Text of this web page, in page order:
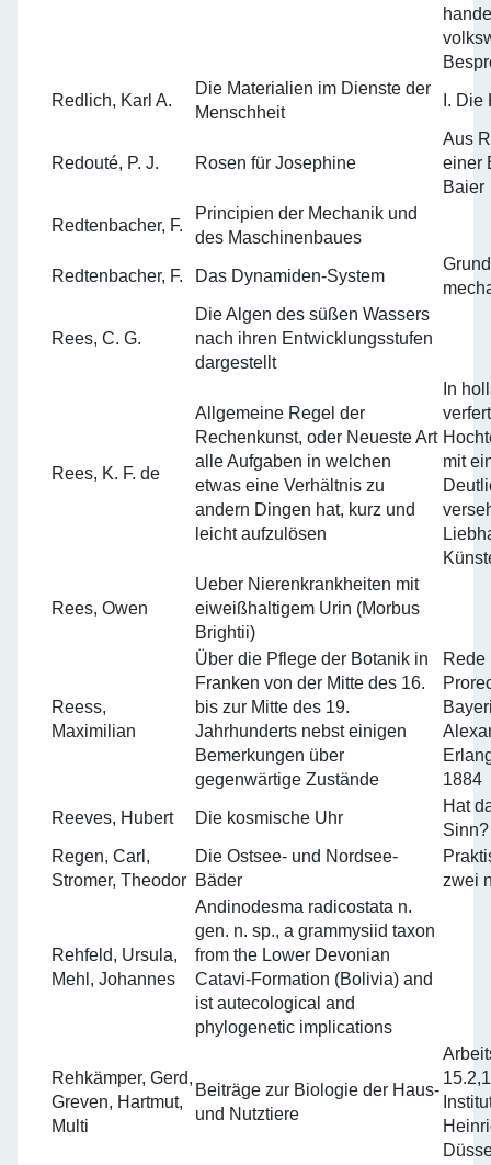
Redlich, Karl A.
Die Materialien im Dienste der
Menschheit
I. Die
Redouté, P. J. Rosen für Josephine
Aus
einer
Baier
Redtenbacher, F.
Principien der Mechanik und
des Maschinenbaues
Redtenbacher, F. Das Dynamiden-System
Rees, C. G.
Die Algen des süßen Wassers
nach ihren Entwicklungsstufen
dargestellt
Rees, K. F. de
Allgemeine Regel der
Rechenkunst, oder Neueste Art
alle Aufgaben in welchen
etwas eine Verhältnis zu
andern Dingen hat, kurz und
leicht aufzulösen
In
mit
Rees, Owen
Ueber Nierenkrankheiten mit
eiweißhaltigem Urin (Morbus
Brightii)
Reess,
Maximilian
Über die Pflege der Botanik in
Franken von der Mitte des 16.
bis zur Mitte des 19.
Jahrhunderts nebst einigen
Bemerkungen über
gegenwärtige Zustände
Rede
1884
Reeves, Hubert Die kosmische Uhr
Hat
Sinn?
Regen, Carl,
Stromer, Theodor
Die Ostsee- und Nordsee-
Bäder
zwei
Rehfeld, Ursula,
Mehl, Johannes
Andinodesma radicostata n.
gen. n. sp., a grammysiid taxon
from the Lower Devonian
Catavi-Formation (Bolivia) and
ist autecological and
phylogenetic implications
Rehkämper, Gerd,
Greven, Hartmut,
Multi
Beiträge zur Biologie der Haus-
und Nutztiere